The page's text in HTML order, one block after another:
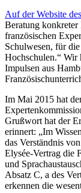
Auf der Website
Beratung konkreter
französischen
Schulwesen, für
Hochschulen.“ Wir
Impulsen aus
Im Mai 2015 hat
Grußwort hat der
erinnert: „Im
das Verständnis
Elysée-Vertrag die
und
Absatz C, a des
erkennen die